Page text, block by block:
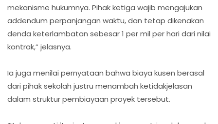
mekanisme hukumnya. Pihak ketiga wajib mengajukan
addendum perpanjangan waktu, dan tetap dikenakan
denda keterlambatan sebesar 1 per mil per hari dari nilai
kontrak,” jelasnya.
Ia juga menilai pernyataan bahwa biaya kusen berasal
dari pihak sekolah justru menambah ketidakjelasan
dalam struktur pembiayaan proyek tersebut.